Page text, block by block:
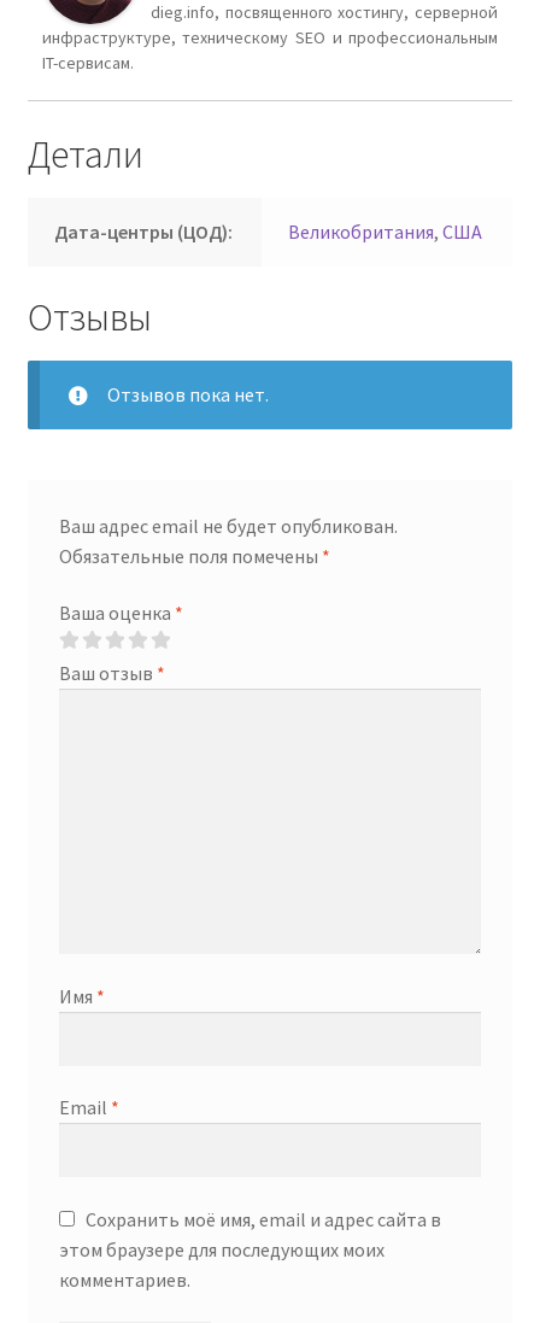
dieg.info, посвященного хостингу, серверной
инфраструктуре, техническому SEO и профессиональным
IT-сервисам.
Детали
Дата-центры (ЦОД): Великобритания,США
Отзывы
Отзывов пока нет.
Ваш адрес email не будет опубликован.
Обязательные поля помечены *
Ваша оценка *
Ваш отзыв *
Имя *
Email *
Сохранить моё имя, email и адрес сайта в
этом браузере для последующих моих
комментариев.